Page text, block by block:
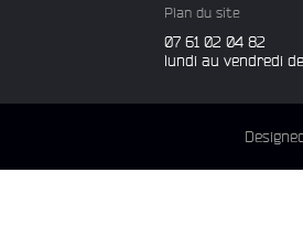
Plan du site
07 61 02 04 82
lundi au vendredi